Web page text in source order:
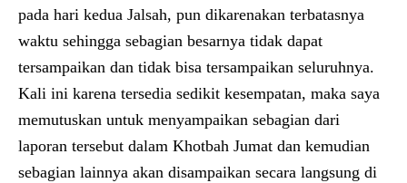
pada hari kedua Jalsah, pun dikarenakan terbatasnya
waktu sehingga sebagian besarnya tidak dapat
tersampaikan dan tidak bisa tersampaikan seluruhnya.
Kali ini karena tersedia sedikit kesempatan, maka saya
memutuskan untuk menyampaikan sebagian dari
laporan tersebut dalam Khotbah Jumat dan kemudian
sebagian lainnya akan disampaikan secara langsung di